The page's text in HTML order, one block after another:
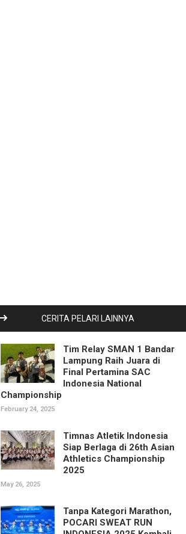
CERITA PELARI LAINNYA
Tim Relay SMAN 1 Bandar
Lampung Raih Juara di
Final Pertamina SAC
Indonesia National
Championship
February 24, 2025
Timnas Atletik Indonesia
Siap Berlaga di 26th Asian
Athletics Championship
2025
May 26, 2025
Tanpa Kategori Marathon,
POCARI SWEAT RUN